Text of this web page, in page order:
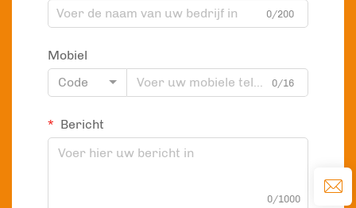
0/200
Mobiel
Code
0/16
Bericht
0/1000